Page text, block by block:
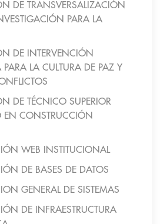
DE TRANSVERSALIZACIÓN
PARA LA
DE INTERVENCIÓN
PARA LA CULTURA DE PAZ Y
DE TÉCNICO SUPERIOR
EN CONSTRUCCIÓN
WEB INSTITUCIONAL
DE BASES DE DATOS
GENERAL DE SISTEMAS
DE INFRAESTRUCTURA